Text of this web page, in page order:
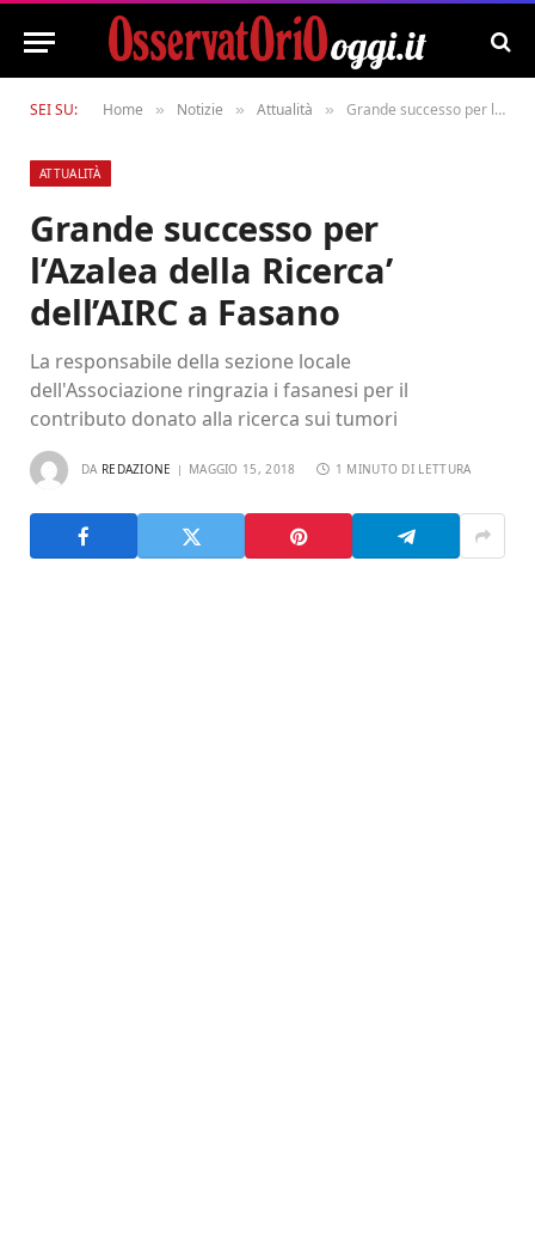
SEI SU: Home » Notizie » Attualità » Grande successo per l’Azalea della Ricerca’ dell’AIRC a Fasano
ATTUALITÀ
Grande successo per
l’Azalea della Ricerca’
dell’AIRC a Fasano
La responsabile della sezione locale
dell'Associazione ringrazia i fasanesi per il
contributo donato alla ricerca sui tumori
DA REDAZIONE MAGGIO 15, 2018 1 MINUTO DI LETTURA